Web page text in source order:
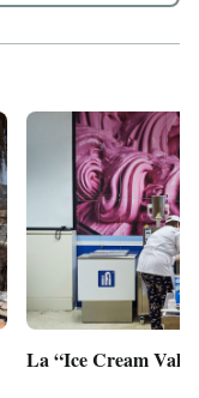
La “Ice Cream